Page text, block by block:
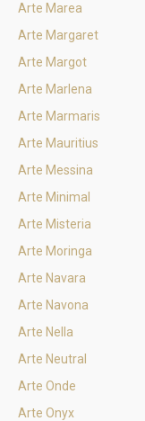
Arte Marea
Arte Margaret
Arte Margot
Arte Marlena
Arte Marmaris
Arte Mauritius
Arte Messina
Arte Minimal
Arte Misteria
Arte Moringa
Arte Navara
Arte Navona
Arte Nella
Arte Neutral
Arte Onde
Arte Onyx